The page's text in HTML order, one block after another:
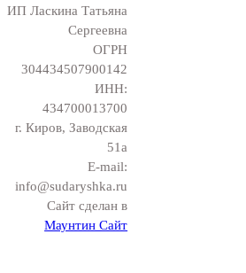
ИП Ласкина Татьяна
Сергеевна
ОГРН
304434507900142
ИНН:
434700013700
г. Киров, Заводская
51а
E-mail:
info@sudaryshka.ru
Сайт сделан в
Маунтин Сайт